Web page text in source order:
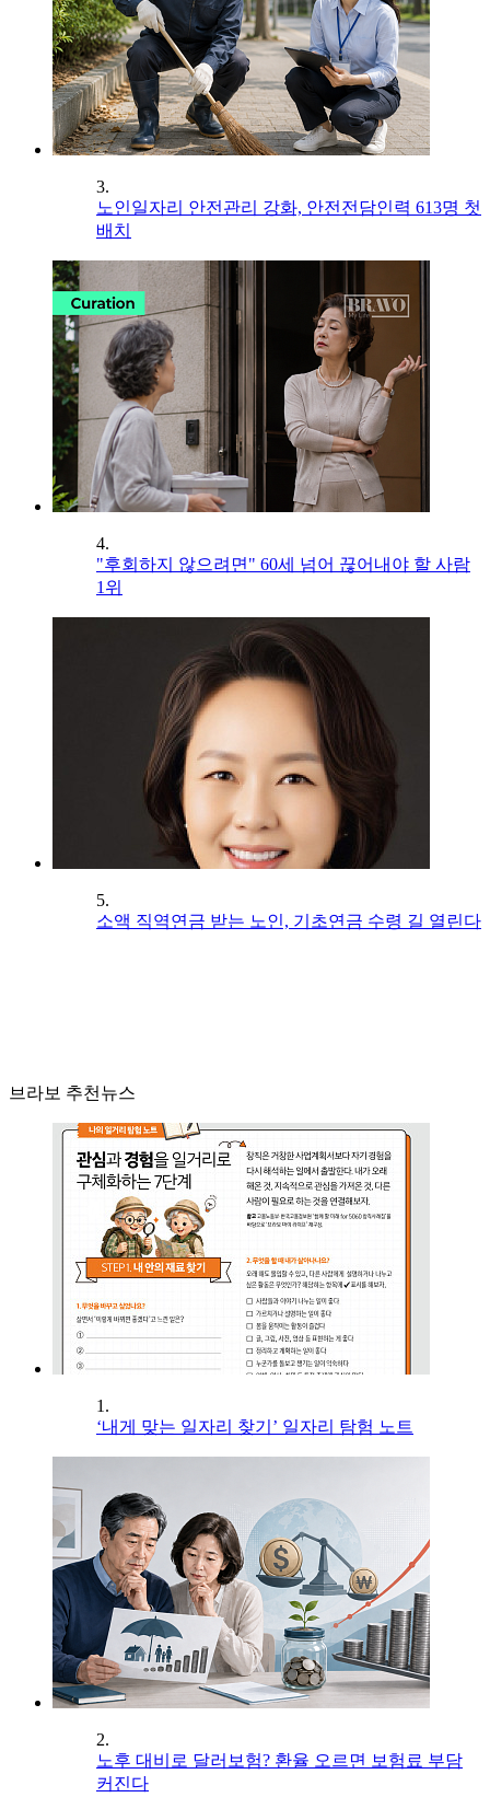
3.
노인일자리 안전관리 강화, 안전전담인력 613명 첫
배치
4.
"후회하지 않으려면" 60세 넘어 끊어내야 할 사람
1위
5.
소액 직역연금 받는 노인, 기초연금 수령 길 열린다
브라보 추천뉴스
1.
‘내게 맞는 일자리 찾기’ 일자리 탐험 노트
2.
노후 대비로 달러보험? 환율 오르면 보험료 부담
커진다